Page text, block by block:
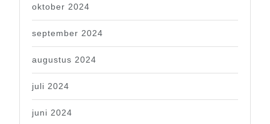
oktober 2024
september 2024
augustus 2024
juli 2024
juni 2024